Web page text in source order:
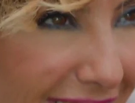
de
al detalle.
fue
de la mañana
de115